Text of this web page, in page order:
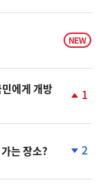
NEW
에게 개방
1
는 장소? 2